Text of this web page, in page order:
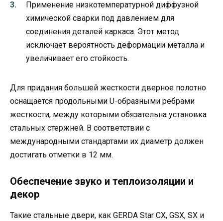
Применение низкотемпературной диффузной
химической сварки под давлением для
соединения деталей каркаса. Этот метод
исключает вероятность деформации металла и
увеличивает его стойкость.
Для придания большей жесткости дверное полотно
оснащается продольными U-образными ребрами
жесткости, между которыми обязательна установка
стальных стержней. В соответствии с
международными стандартами их диаметр должен
достигать отметки в 12 мм.
Обеспечение звуко и теплоизоляции и
декор
Такие стальные двери, как GERDA Star СХ, GSX, SX и